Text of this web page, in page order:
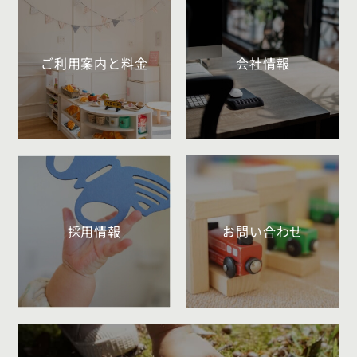
ご利用案内と料金 会社情報
採用情報 お問い合わせ